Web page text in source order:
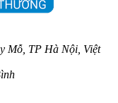
Mỗ, TP Hà Nội, Việt